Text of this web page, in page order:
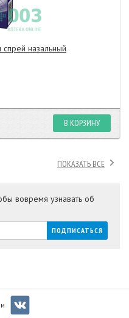
назальный
В КОРЗИНУ
ПОКАЗАТЬ ВСЕ
вовремя узнавать об